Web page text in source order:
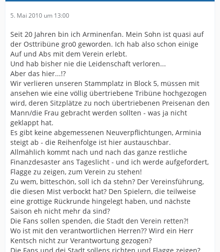
5. Mai 2010 um 13:00
Seit 20 Jahren bin ich Arminenfan. Mein Sohn ist quasi auf
der Osttribüne gro0 geworden. Ich hab also schon einige
Auf und Abs mit dem Verein erlebt.
Und hab bisher nie die Leidenschaft verloren...
Aber das hier...!?
Wir verlieren unseren Stammplatz in Block 5, müssen mit
ansehen wie eine völlig übertriebene Tribüne hochgezogen
wird, deren Sitzplätze zu noch übertriebenen Preisenan den
Mann/die Frau gebracht werden sollten - was ja nicht
geklappt hat.
Es gibt keine abgemessenen Neuverpflichtungen, Arminia
steigt ab - die Reihenfolge ist hier austauschbar.
Allmählich kommt nach und nach das ganze restliche
Finanzdesaster ans Tageslicht - und ich werde aufgefordert,
Flagge zu zeigen, zum Verein zu stehen!
Zu wem, bitteschön, soll ich da stehn? Der Vereinsführung,
die diesen Mist verbockt hat? Den Spielern, die teilweise
eine grottige Rückrunde hingelegt haben, und nächste
Saison eh nicht mehr da sind?
Die Fans sollen spenden, die Stadt den Verein retten?!
Wo ist mit den verantwortlichen Herren?? Wird ein Herr
Kentsch nicht zur Verantwortung gezogen?